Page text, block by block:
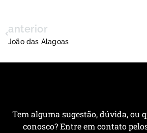
anterior
João das Alagoas
Tem alguma sugestão, dúvida, ou
conosco? Entre em contato